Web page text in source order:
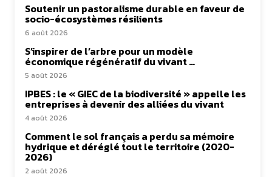
Soutenir un pastoralisme durable en faveur de
socio-écosystèmes résilients
6 août 2026
S’inspirer de l’arbre pour un modèle
économique régénératif du vivant …
5 août 2026
IPBES : le « GIEC de la biodiversité » appelle les
entreprises à devenir des alliées du vivant
4 août 2026
Comment le sol français a perdu sa mémoire
hydrique et déréglé tout le territoire (2020-
2026)
2 août 2026